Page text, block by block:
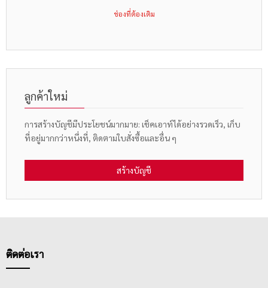
ลูกค้าใหม่
การสร้างบัญชีมีประโยชน์มากมาย: เช็คเอาท์ได้อย่างรวดเร็ว, เก็บ
ที่อยู่มากกว่าหนึ่งที่, ติดตามใบสั่งซื้อและอื่น ๆ
สร้างบัญชี
ติดต่อเรา